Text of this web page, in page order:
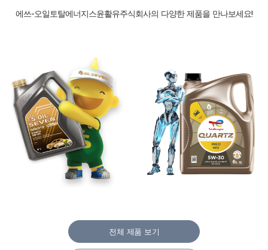
에쓰-오일토탈에너지스윤활유주식회사의 다양한 제품을 만나보세요!
전체 제품 보기